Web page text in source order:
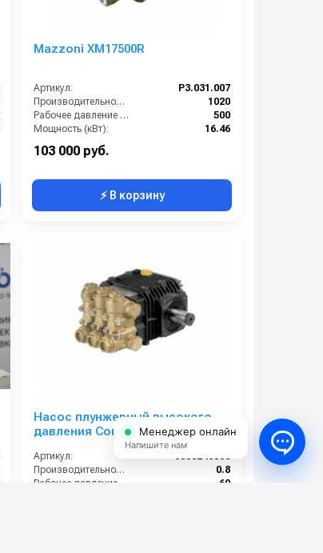
Mazzoni XM17500R
Артикул:
P3.031.007
Производительность (л/ч):
1020
Рабочее давление (бар):
500
Мощность (кВт):
16.46
103 000 руб.
⚡ В корзину
Насос плунжерный высокого
давления Comet LW 0209 S
(0,8/60); 1450 об/мин. вал ø 24 мм
Артикул:
Производительность (л/мин):
0.8
60
Менеджер онлайн
Напишите нам